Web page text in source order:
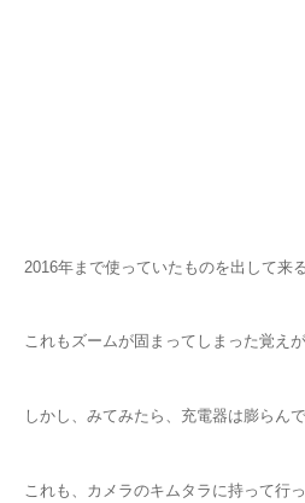
2016年まで使っていたものを出して来る
これもズームが固まってしまった覚え
しかし、みてみたら、充電器は膨らん
これも、カメラのキムタラに持って行